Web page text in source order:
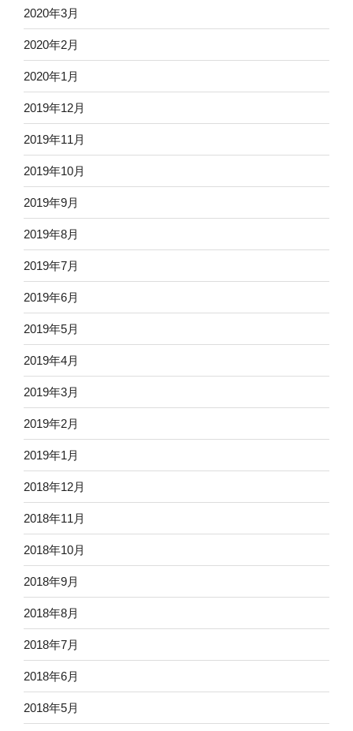
2020年3月
2020年2月
2020年1月
2019年12月
2019年11月
2019年10月
2019年9月
2019年8月
2019年7月
2019年6月
2019年5月
2019年4月
2019年3月
2019年2月
2019年1月
2018年12月
2018年11月
2018年10月
2018年9月
2018年8月
2018年7月
2018年6月
2018年5月